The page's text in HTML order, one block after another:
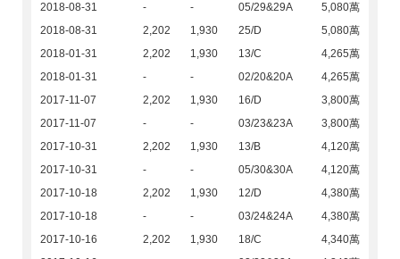
2018-08-31
- - 05/29&29A
5,080萬
2018-08-31
2,202 1,930 25/D
5,080萬
2018-01-31
2,202 1,930 13/C
4,265萬
2018-01-31
- - 02/20&20A
4,265萬
2017-11-07
2,202 1,930 16/D
3,800萬
2017-11-07
- - 03/23&23A
3,800萬
2017-10-31
2,202 1,930 13/B
4,120萬
2017-10-31
- - 05/30&30A
4,120萬
2017-10-18
2,202 1,930 12/D
4,380萬
2017-10-18
- - 03/24&24A
4,380萬
2017-10-16
2,202 1,930 18/C
4,340萬